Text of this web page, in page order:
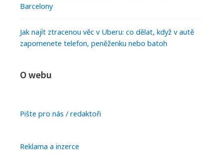
Barcelony
Jak najít ztracenou věc v Uberu: co dělat, když v autě
zapomenete telefon, peněženku nebo batoh
O webu
Pište pro nás / redaktoři
Reklama a inzerce